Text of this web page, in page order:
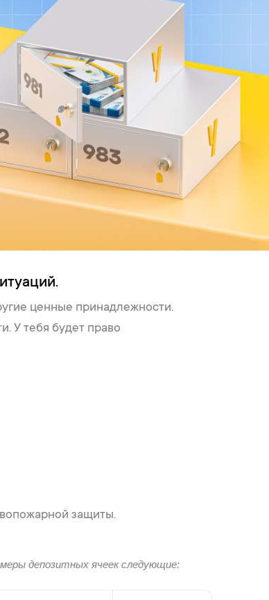
ценные принадлежности.
У тебя будет право
защиты.
депозитных ячеек следующие: